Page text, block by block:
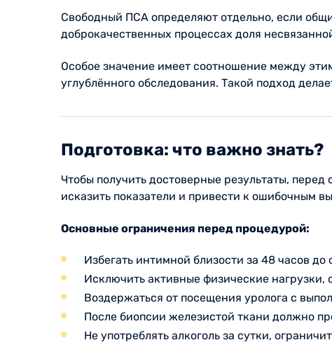
Свободный ПСА определяют отдельно, если
доброкачественных процессах доля
Особое значение имеет соотношение между
углублённого обследования. Такой подход
Подготовка: что важно знать?
Чтобы получить достоверные результаты,
исказить показатели и привести к ошибочным
Основные ограничения перед процедурой:
Избегать интимной близости за 48 часов
Исключить активные физические нагрузки,
Воздержаться от посещения уролога с
После биопсии железистой ткани должно
Не употреблять алкоголь за сутки,